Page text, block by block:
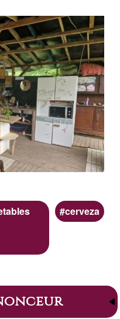
cerveza